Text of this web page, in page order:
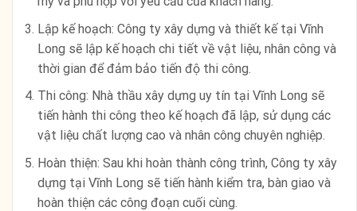
Lập kế hoạch: Công ty xây dựng và thiết kế tại Vĩnh
Long sẽ lập kế hoạch chi tiết về vật liệu, nhân công và
thời gian để đảm bảo tiến độ thi công.
Thi công: Nhà thầu xây dựng uy tín tại Vĩnh Long sẽ
tiến hành thi công theo kế hoạch đã lập, sử dụng các
vật liệu chất lượng cao và nhân công chuyên nghiệp.
Hoàn thiện: Sau khi hoàn thành công trình, Công ty xây
dựng tại Vĩnh Long sẽ tiến hành kiểm tra, bàn giao và
hoàn thiện các công đoạn cuối cùng.